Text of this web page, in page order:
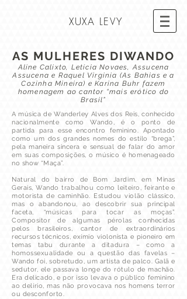
XUXA LEVY
AS MULHERES DIWANDO
Aline Calixto, Letícia Novaes, Assucena
Assucena e Raquel Virginia (As Bahias e a
Cozinha Mineira) e Karina Buhr fazem
homenagem ao cantor “mais erótico do
Brasil”
A música de Wanderley Alves dos Reis, conhecido
nacionalmente como Wando, é o ponto de
partida para esse encontro feminino. Apontado
como um dos grandes nomes do estilo “brega”,
pela maneira sincera e sensual de falar do amor
em suas composições, o músico é homenageado
no show “Maça”.
Natural do bairro de Bom Jardim, em Minas
Gerais, Wando trabalhou como leiteiro, feirante e
motorista de caminhão. Estudou violão clássico,
mas o abandonou, ao descobrir sua principal
faceta, “músicas para tocar as moças”.
Compositor de algumas pérolas conhecidas
pelos brasileiros, cantor de extraordinários
recursos técnicos, exímio violonista e pioneiro em
temas tabu durante a ditadura – como a
homossexualidade ou a questão das favelas –
Wando foi, sobretudo, um artista de palco. Galã e
sedutor, ele passava longe do rótulo de machão.
Era delicado, e por isso levava o público feminino
ao delírio, mas não provocava nos homens terror
ou desconforto.